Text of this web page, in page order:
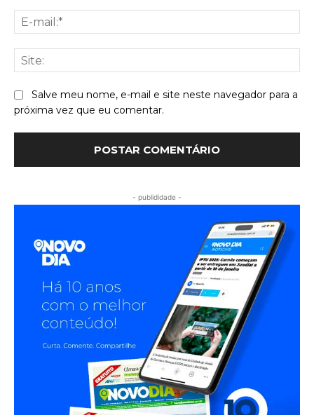
Salve meu nome, e-mail e site neste navegador para a
próxima vez que eu comentar.
- publididade -